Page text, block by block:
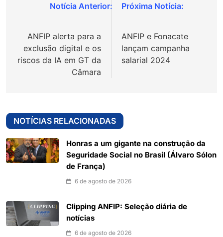
Navegação
Post
ANFIP alerta para a
exclusão digital e os
riscos da IA em GT da
Câmara
ANFIP e Fonacate
lançam campanha
salarial 2024
NOTÍCIAS RELACIONADAS
Honras a um gigante na construção da
Seguridade Social no Brasil (Álvaro Sólon
de França)
6 de agosto de 2026
Clipping ANFIP: Seleção diária de
notícias
6 de agosto de 2026